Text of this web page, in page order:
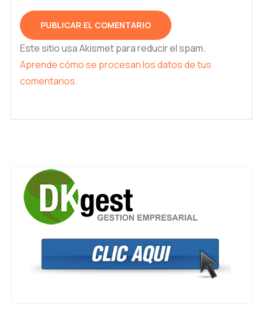
Este sitio usa Akismet para reducir el spam.
Aprende cómo se procesan los datos de tus
comentarios.